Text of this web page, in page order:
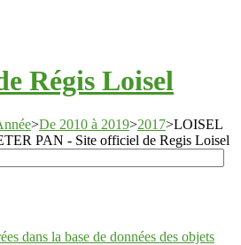
Régis Loisel
>De 2010 à 2019>2017>LOISEL
PAN - Site officiel de Regis Loisel
dans la base de données des objets